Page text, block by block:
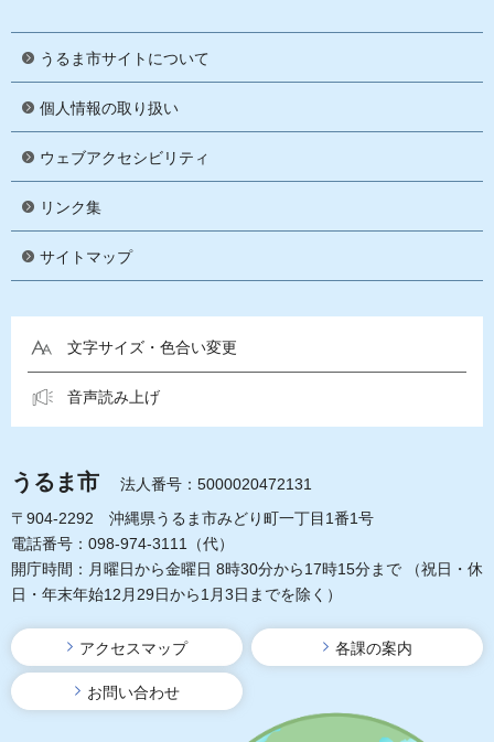
うるま市サイトについて
個人情報の取り扱い
ウェブアクセシビリティ
リンク集
サイトマップ
文字サイズ・色合い変更
音声読み上げ
うるま市
法人番号：5000020472131
〒904-2292 沖縄県うるま市みどり町一丁目1番1号
電話番号：098-974-3111（代）
開庁時間：月曜日から金曜日 8時30分から17時15分まで
（祝日・休
日・年末年始12月29日から1月3日までを除く）
アクセスマップ 各課の案内
お問い合わせ